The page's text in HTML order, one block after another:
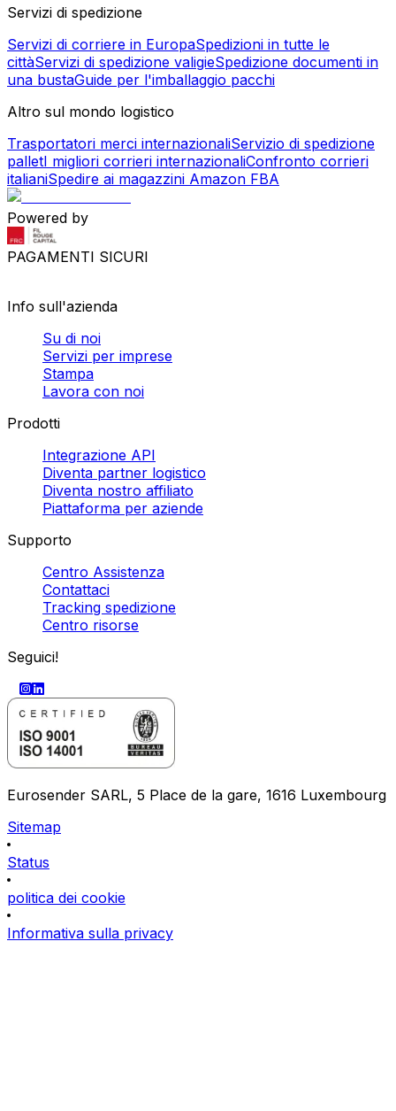
Servizi di spedizione
Servizi di corriere in EuropaSpedizioni in tutte le
cittàServizi di spedizione valigieSpedizione documenti in
una bustaGuide per l'imballaggio pacchi
Altro sul mondo logistico
Trasportatori merci internazionaliServizio di spedizione
palletI migliori corrieri internazionaliConfronto corrieri
italianiSpedire ai magazzini Amazon FBA
Powered by
PAGAMENTI SICURI
Info sull'azienda
Su di noi
Servizi per imprese
Stampa
Lavora con noi
Prodotti
Integrazione API
Diventa partner logistico
Diventa nostro affiliato
Piattaforma per aziende
Supporto
Centro Assistenza
Contattaci
Tracking spedizione
Centro risorse
Seguici!
Eurosender SARL, 5 Place de la gare, 1616 Luxembourg
Sitemap
Status
politica dei cookie
Informativa sulla privacy